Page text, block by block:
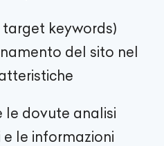
keywords)
del sito nel
dovute analisi
le informazioni